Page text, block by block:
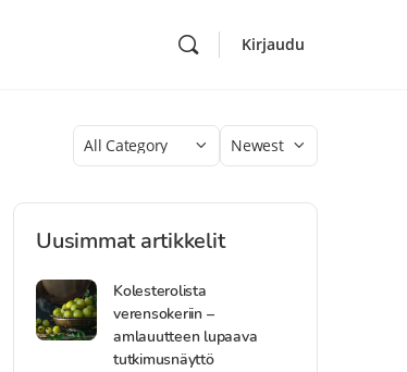
Kirjaudu
Category
Sort
Uusimmat artikkelit
Kolesterolista
verensokeriin –
amlauutteen lupaava
tutkimusnäyttö